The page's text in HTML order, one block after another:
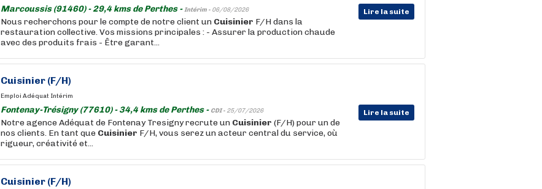
Marcoussis (91460) - 29,4 kms de Perthes -Intérim - 06/08/2026 Lire la suite
Nous recherchons pour le compte de notre client un Cuisinier F/H dans la
restauration collective. Vos missions principales : - Assurer la production chaude
avec des produits frais - Être garant...
Cuisinier (F/H)
Emploi Adéquat Intérim
Fontenay-Trésigny (77610) - 34,4 kms de Perthes - CDI - 25/07/2026 Lire la suite
Notre agence Adéquat de Fontenay Tresigny recrute un Cuisinier (F/H) pour un de
nos clients. En tant que Cuisinier F/H, vous serez un acteur central du service, où
rigueur, créativité et...
Cuisinier (F/H)